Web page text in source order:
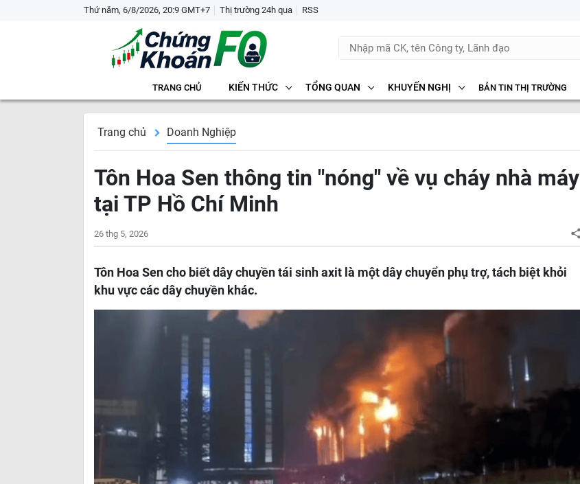
Thứ năm, 6/8/2026, 20:9 GMT+7 Thị trường 24h qua RSS
TRANG CHỦ KIẾN THỨC TỔNG QUAN KHUYẾN NGHỊ BẢN TIN THỊ TRƯỜNG
Trang chủ Doanh Nghiệp
Tôn Hoa Sen thông tin "nóng" về vụ cháy nhà máy
tại TP Hồ Chí Minh
26 thg 5, 2026
Tôn Hoa Sen cho biết dây chuyền tái sinh axit là một dây chuyển phụ trợ, tách biệt khỏi
khu vực các dây chuyền khác.